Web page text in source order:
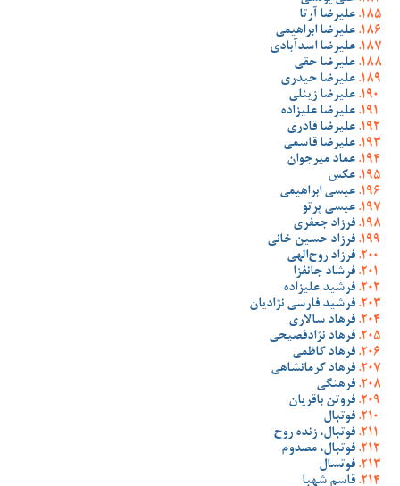
علیرضا آرتا
علیرضا ابراهیمی
علیرضا اسدآبادی
علیرضا حقی
علیرضا حیدری
علیرضا زینلی
علیرضا علیزاده
علیرضا قادری
علیرضا قاسمی
عماد میرجوان
عکس
عیسی ابراهیمی
عیسی پرتو
فرزاد جعفری
فرزاد حسین خانی
فرزاد روح‌الهی
فرشاد جانفزا
فرشید علیزاده
فرشید فارسی نژادیان
فرهاد سالاری
فرهاد نژادفصیحی
فرهاد کاظمی
فرهاد کرمانشاهی
فرهنگی
فروتن باقریان
فوتبال
فوتبال، زنده روح
فوتبال، مصدوم
فوتسال
قاسم شهبا